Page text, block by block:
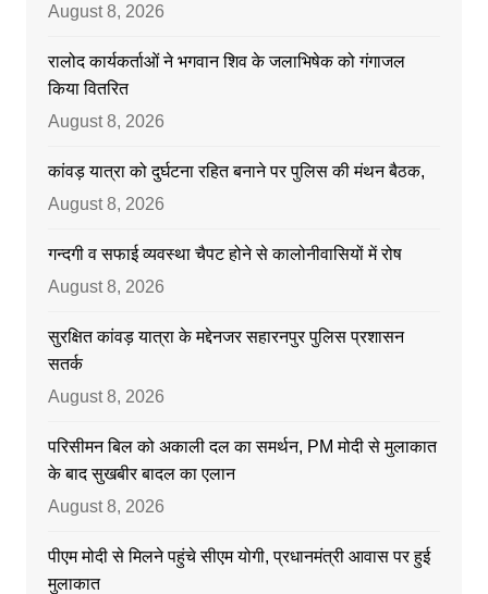
August 8, 2026
रालोद कार्यकर्ताओं ने भगवान शिव के जलाभिषेक को गंगाजल
किया वितरित
August 8, 2026
कांवड़ यात्रा को दुर्घटना रहित बनाने पर पुलिस की मंथन बैठक,
August 8, 2026
गन्दगी व सफाई व्यवस्था चैपट होने से कालोनीवासियों में रोष
August 8, 2026
सुरक्षित कांवड़ यात्रा के मद्देनजर सहारनपुर पुलिस प्रशासन
सतर्क
August 8, 2026
परिसीमन बिल को अकाली दल का समर्थन, PM मोदी से मुलाकात
के बाद सुखबीर बादल का एलान
August 8, 2026
पीएम मोदी से मिलने पहुंचे सीएम योगी, प्रधानमंत्री आवास पर हुई
मुलाकात